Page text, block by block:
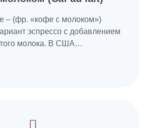
– (фр. «кофе с молоком»)
эспрессо с добавлением
молока. В США…